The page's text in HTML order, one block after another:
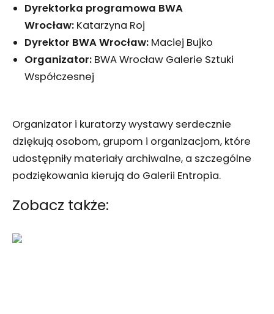
Dyrektorka programowa BWA
Wrocław: Katarzyna Roj
Dyrektor BWA Wrocław: Maciej Bujko
Organizator: BWA Wrocław Galerie Sztuki
Współczesnej
Organizator i kuratorzy wystawy serdecznie
dziękują osobom, grupom i organizacjom, które
udostępniły materiały archiwalne, a szczególne
podziękowania kierują do Galerii Entropia.
Zobacz także: